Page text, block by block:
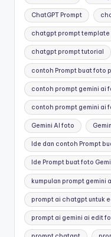
ChatGPT Prompt
chatgpt prompt template
chatgpt prompt tutorial
contoh Prompt buat foto
contoh prompt gemini ai
contoh prompt gemini ai
Gemini AI foto
Ide dan contoh Prompt
Ide Prompt buat foto
kumpulan prompt gemini
prompt ai chatgpt untuk
prompt ai gemini ai edit